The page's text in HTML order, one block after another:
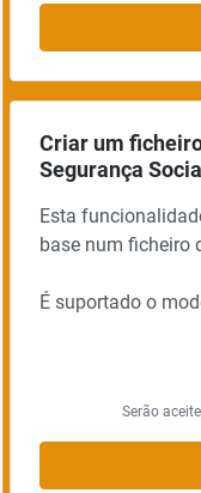
Criar um
Segurança Social
Esta
base num ficheiro
É suportado o
Serão